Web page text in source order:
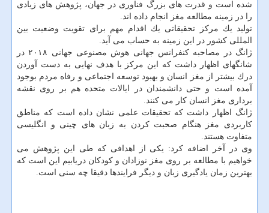
شده است و قدرت های بزرگ فناوری در جهان، پژوهش های زیادی
را در زمینه مطالعه مغز انجام داده اند.
تولید یك مركز تحقیقاتی یك اقدام مهم برای تقویت وضعیت بین
المللی كشور در این زمینه به حساب می آید.
ژانگ در مصاحبه كنفرانس جهانی هوش مصنوعی جهانی ۲۰۱۸ در
شانگهای اظهار داشت كه این مركز با هدف نهایی به دست آوردن
درك بیشتر از مغز انسان و بهبود توسعه اجتماعی و رفاه مردم بوجود
آمده است و حتی دانشمندان در ایالات متحده هم بر روی نقشه
برداری مغز انسان كار می كنند.
ژانگ اظهار داشت كه تحقیقات علمی نشان داده است كه مناطق
كاربردی مغز هنگام صحبت كردن به زبان های چینی و انگلیسی
متفاوت هستند.
وی در آخر اضافه كرد: یكی از اهدافی كه طی این پژوهش می
خواهیم با مطالعه بر روی مغز نوزادان و كودكان دریابیم این است كه
بهترین زمان یادگیری زبان و دیگر فرایندها دقیقا چه سنی است.